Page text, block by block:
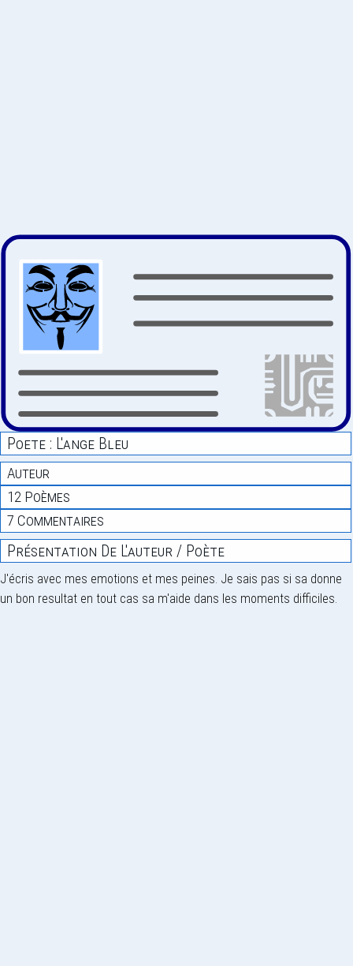
Poete : L'ange Bleu
Auteur
12 Poèmes
7 Commentaires
Présentation De L'auteur / Poète
J'écris avec mes emotions et mes peines. Je sais pas si sa donne
un bon resultat en tout cas sa m'aide dans les moments difficiles.